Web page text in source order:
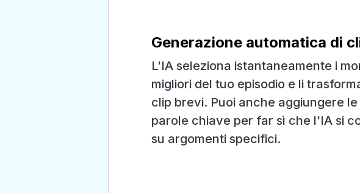
Generazione automatica di
L'IA seleziona istantaneamente i
migliori del tuo episodio e li
clip brevi. Puoi anche aggiungere
parole chiave per far sì che l'IA si
su argomenti specifici.